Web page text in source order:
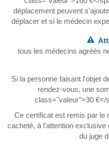
déplacement peuvent
déplacer et si le médecin
tous les médecins agréés
Si la personne faisant l'objet
rendez-vous, une
class="valeur">30 €</
Ce certificat est remis par le
cacheté, à l'attention exclusive
du juge